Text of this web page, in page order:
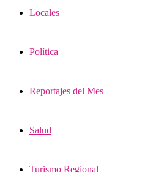
Locales
Política
Reportajes del Mes
Salud
Turismo Regional